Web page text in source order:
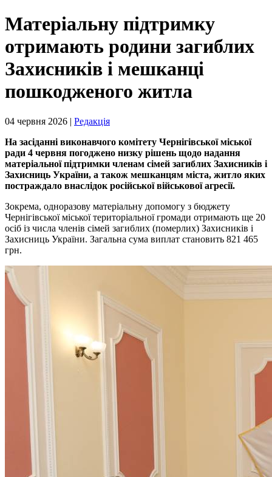
Матеріальну підтримку
отримають родини загиблих
Захисників і мешканці
пошкодженого житла
04 червня 2026 | Редакція
На засіданні виконавчого комітету Чернігівської міської
ради 4 червня погоджено низку рішень щодо надання
матеріальної підтримки членам сімей загиблих Захисників і
Захисниць України, а також мешканцям міста, житло яких
постраждало внаслідок російської військової агресії.
Зокрема, одноразову матеріальну допомогу з бюджету
Чернігівської міської територіальної громади отримають ще 20
осіб із числа членів сімей загиблих (померлих) Захисників і
Захисниць України. Загальна сума виплат становить 821 465
грн.